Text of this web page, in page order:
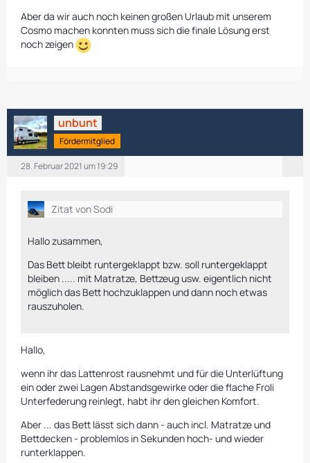
Aber da wir auch noch keinen großen Urlaub mit unserem
Cosmo machen konnten muss sich die finale Lösung erst
noch zeigen
unbunt
Fördermitglied
28. Februar 2021 um 19:29
Zitat von Sodi
Hallo zusammen,
Das Bett bleibt runtergeklappt bzw. soll runtergeklappt
bleiben ..... mit Matratze, Bettzeug usw. eigentlich nicht
möglich das Bett hochzuklappen und dann noch etwas
rauszuholen.
Hallo,
wenn ihr das Lattenrost rausnehmt und für die Unterlüftung
ein oder zwei Lagen Abstandsgewirke oder die flache Froli
Unterfederung reinlegt, habt ihr den gleichen Komfort.
Aber ... das Bett lässt sich dann - auch incl. Matratze und
Bettdecken - problemlos in Sekunden hoch- und wieder
runterklappen.